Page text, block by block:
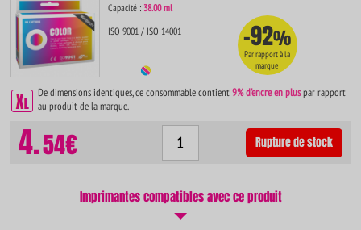
Capacité : 38.00 ml
ISO 9001 / ISO 14001
-92%
Par rapport à la
marque
De dimensions identiques, ce consommable contient9% d'encre en pluspar rapport
au produit de la marque.
4.54€ Rupture de stock
Imprimantes compatibles avec ce produit